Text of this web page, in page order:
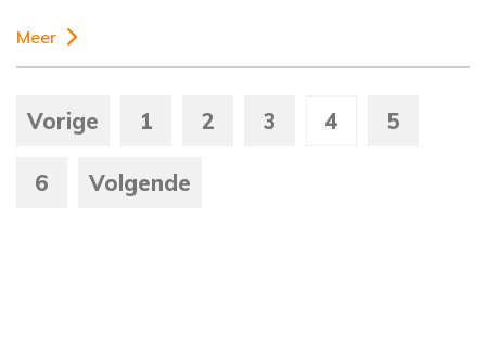
Meer
Vorige 1 2 3 4 5
6 Volgende